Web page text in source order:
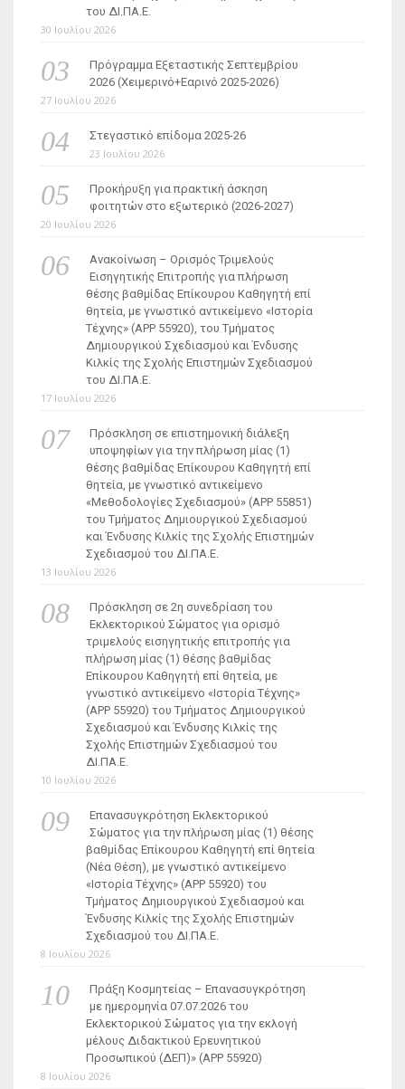
του ΔΙ.ΠΑ.Ε.
30 Ιουλίου 2026
Πρόγραμμα Εξεταστικής Σεπτεμβρίου
2026 (Χειμερινό+Εαρινό 2025-2026)
27 Ιουλίου 2026
Στεγαστικό επίδομα 2025-26
23 Ιουλίου 2026
Προκήρυξη για πρακτική άσκηση
φοιτητών στο εξωτερικό (2026-2027)
20 Ιουλίου 2026
Ανακοίνωση – Ορισμός Τριμελούς
Εισηγητικής Επιτροπής για πλήρωση
θέσης βαθμίδας Επίκουρου Καθηγητή επί
θητεία, με γνωστικό αντικείμενο «Ιστορία
Τέχνης» (ΑΡΡ 55920), του Τμήματος
Δημιουργικού Σχεδιασμού και Ένδυσης
Κιλκίς της Σχολής Επιστημών Σχεδιασμού
του ΔΙ.ΠΑ.Ε.
17 Ιουλίου 2026
Πρόσκληση σε επιστημονική διάλεξη
υποψηφίων για την πλήρωση μίας (1)
θέσης βαθμίδας Επίκουρου Καθηγητή επί
θητεία, με γνωστικό αντικείμενο
«Μεθοδολογίες Σχεδιασμού» (ΑΡΡ 55851)
του Τμήματος Δημιουργικού Σχεδιασμού
και Ένδυσης Κιλκίς της Σχολής Επιστημών
Σχεδιασμού του ΔΙ.ΠΑ.Ε.
13 Ιουλίου 2026
Πρόσκληση σε 2η συνεδρίαση του
Εκλεκτορικού Σώματος για ορισμό
τριμελούς εισηγητικής επιτροπής για
πλήρωση μίας (1) θέσης βαθμίδας
Επίκουρου Καθηγητή επί θητεία, με
γνωστικό αντικείμενο «Ιστορία Τέχνης»
(ΑΡΡ 55920) του Τμήματος Δημιουργικού
Σχεδιασμού και Ένδυσης Κιλκίς της
Σχολής Επιστημών Σχεδιασμού του
ΔΙ.ΠΑ.Ε.
10 Ιουλίου 2026
Επανασυγκρότηση Εκλεκτορικού
Σώματος για την πλήρωση μίας (1) θέσης
βαθμίδας Επίκουρου Καθηγητή επί θητεία
(Νέα Θέση), με γνωστικό αντικείμενο
«Ιστορία Τέχνης» (ΑΡΡ 55920) του
Τμήματος Δημιουργικού Σχεδιασμού και
Ένδυσης Κιλκίς της Σχολής Επιστημών
Σχεδιασμού του ΔΙ.ΠΑ.Ε.
8 Ιουλίου 2026
Πράξη Κοσμητείας – Επανασυγκρότηση
με ημερομηνία 07.07.2026 του
Εκλεκτορικού Σώματος για την εκλογή
μέλους Διδακτικού Ερευνητικού
Προσωπικού (ΔΕΠ)» (APP 55920)
8 Ιουλίου 2026